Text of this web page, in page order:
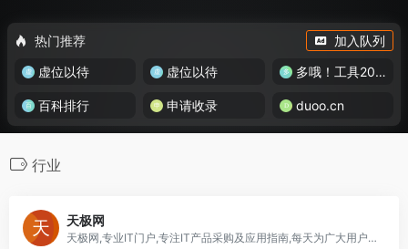
热门推荐
加入队列
虚位以待
虚位以待 多哦！工具200+
百科排行 申请收录 duoo.cn
行业
天极网
天极网,专业IT门户,专注IT产品采购及应用指南,每天为广大用户提供电脑硬件,软件,数码,商情,手机,笔记本,游戏,互联网,数字家庭,教育,下载等内容,解决网友工作学习中的技术疑难,指导数字科技消费,领引时尚生活潮流.